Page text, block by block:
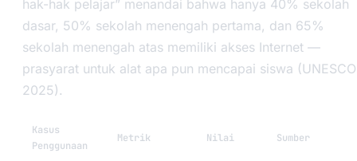
hak-hak pelajar” menandai bahwa hanya 40% sekolah
dasar, 50% sekolah menengah pertama, dan 65%
sekolah menengah atas memiliki akses Internet —
prasyarat untuk alat apa pun mencapai siswa (UNESCO
2025).
Kasus
Penggunaan
Metrik Nilai Sumber